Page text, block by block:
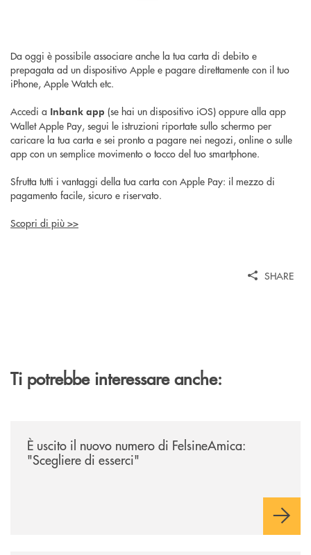
Da oggi è possibile associare anche la tua carta di debito e
prepagata ad un dispositivo Apple e pagare direttamente con il tuo
iPhone, Apple Watch etc.
Accedi a Inbank app (se hai un dispositivo iOS) oppure alla app
Wallet Apple Pay, segui le istruzioni riportate sullo schermo per
caricare la tua carta e sei pronto a pagare nei negozi, online o sulle
app con un semplice movimento o tocco del tuo smartphone.
Sfrutta tutti i vantaggi della tua carta con Apple Pay: il mezzo di
pagamento facile, sicuro e riservato.
Scopri di più >>
SHARE
Ti potrebbe interessare anche:
È uscito il nuovo numero di FelsineAmica:
"Scegliere di esserci"